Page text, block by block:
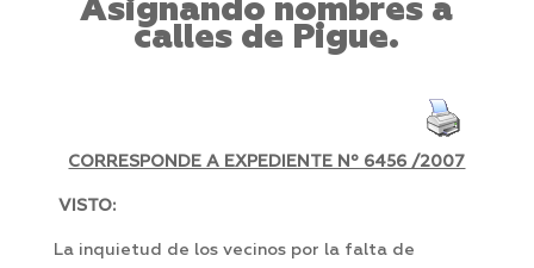
Asignando nombres a
calles de Pigue.
CORRESPONDE A EXPEDIENTE Nº 6456 /2007
VISTO:
La inquietud de los vecinos por la falta de